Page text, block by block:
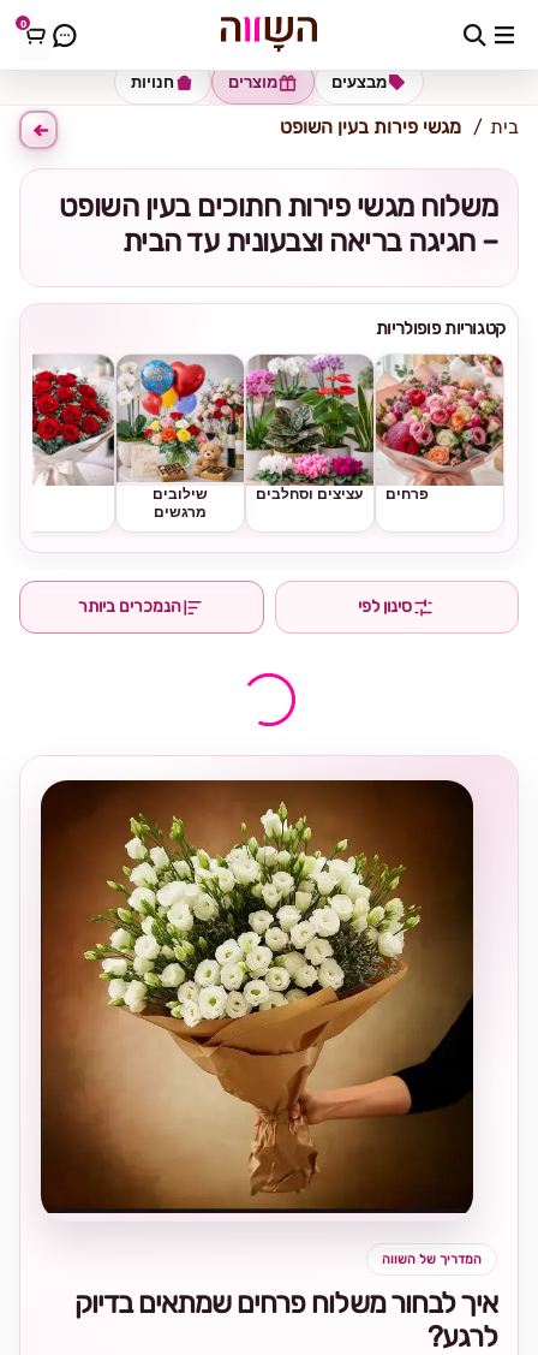
0 כתובת למשלוח הזינו כתובת
חנויות מוצרים מבצעים
בית מגשי פירות בעין השופט
משלוח מגשי פירות חתוכים בעין השופט
– חגיגה בריאה וצבעונית עד הבית
קטגוריות פופולריות
פרחים עציצים וסחלבים
שילובים
מרגשים
סינון לפי הנמכרים ביותר
המדריך של השווה
איך לבחור משלוח פרחים שמתאים בדיוק
לרגע?